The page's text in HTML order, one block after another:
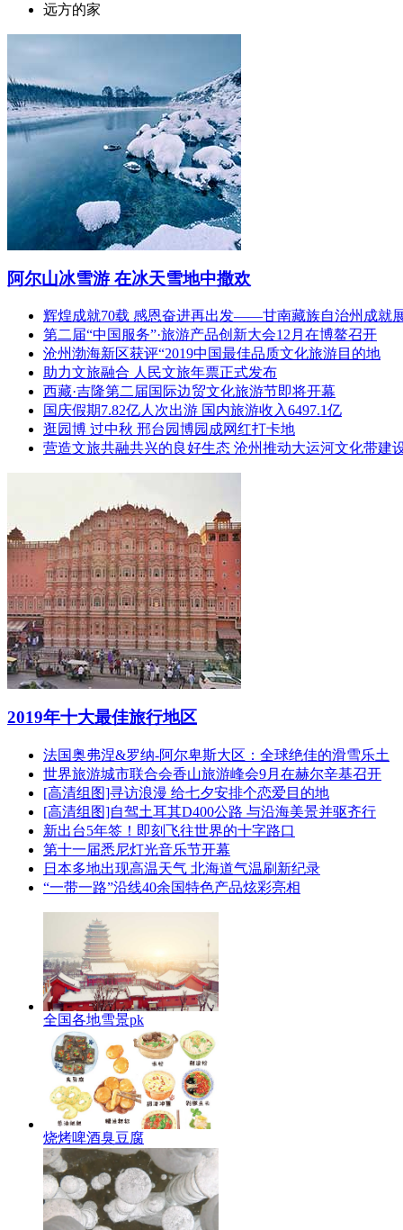
远方的家
阿尔山冰雪游 在冰天雪地中撒欢
辉煌成就70载 感恩奋进再出发——甘南藏族自治州成就
第二届“中国服务”·旅游产品创新大会12月在博鳌召开
沧州渤海新区获评“2019中国最佳品质文化旅游目的地
助力文旅融合 人民文旅年票正式发布
西藏·吉隆第二届国际边贸文化旅游节即将开幕
国庆假期7.82亿人次出游 国内旅游收入6497.1亿
逛园博 过中秋 邢台园博园成网红打卡地
营造文旅共融共兴的良好生态 沧州推动大运河文化带建
2019年十大最佳旅行地区
法国奥弗涅&罗纳-阿尔卑斯大区：全球绝佳的滑雪乐土
世界旅游城市联合会香山旅游峰会9月在赫尔辛基召开
[高清组图]寻访浪漫 给七夕安排个恋爱目的地
[高清组图]自驾土耳其D400公路 与沿海美景并驱齐行
新出台5年签！即刻飞往世界的十字路口
第十一届悉尼灯光音乐节开幕
日本多地出现高温天气 北海道气温刷新纪录
“一带一路”沿线40余国特色产品炫彩亮相
全国各地雪景pk
烧烤啤酒臭豆腐